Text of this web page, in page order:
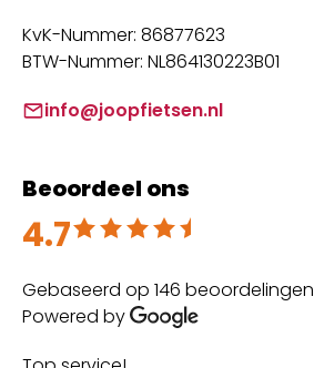
KvK-Nummer: 86877623
BTW-Nummer: NL864130223B01
info@joopfietsen.nl
Beoordeel ons
4.7
Beoordeeld met 4.7 uit 5
Gebaseerd op 146 beoordelingen
Powered by